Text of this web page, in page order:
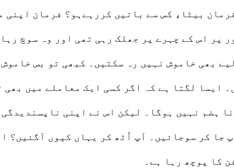
بیٹا، کس سے باتیں کررہےہو؟ فرمان اپنی
پر اس کے چہرے پر جھلک رہی تھی اور وہ سوچ
بھی خاموش نہیں رہ سکتیں۔ کبھی تو بس
ایسا لگتا ہے کہ اگر کسی ایک معاملے میں بھی
ہضم نہیں ہوگا۔ لیکن اس نے اپنی
جا کر سوجائیں۔ آپ اُٹھ کر یہاں کیوں آگئیں؟
کا پوچھ رہا ہے۔